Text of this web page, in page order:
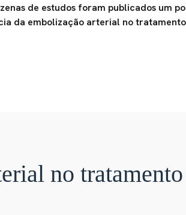
de estudos foram publicados um
da embolização arterial no
no